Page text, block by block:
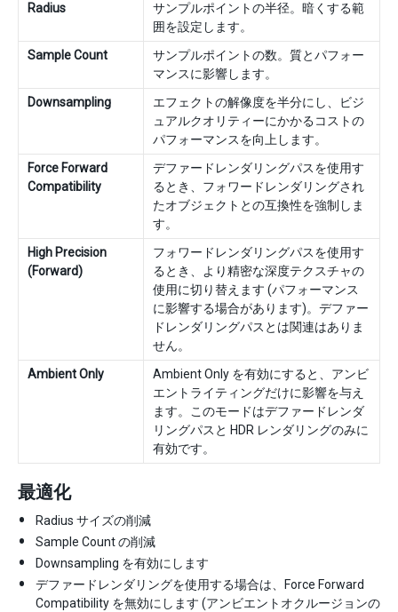
Radius
サンプルポイントの半径。暗くする範
囲を設定します。
Sample Count
サンプルポイントの数。質とパフォー
マンスに影響します。
Downsampling
エフェクトの解像度を半分にし、ビジ
ュアルクオリティーにかかるコストの
パフォーマンスを向上します。
Force Forward
Compatibility
デファードレンダリングパスを使用す
るとき、フォワードレンダリングされ
たオブジェクトとの互換性を強制しま
す。
High Precision
(Forward)
フォワードレンダリングパスを使用す
るとき、より精密な深度テクスチャの
使用に切り替えます (パフォーマンス
に影響する場合があります)。デファー
ドレンダリングパスとは関連はありま
せん。
Ambient Only
Ambient Only を有効にすると、アンビ
エントライティングだけに影響を与え
ます。このモードはデファードレンダ
リングパスと HDR レンダリングのみに
有効です。
最適化
Radius サイズの削減
Sample Count の削減
Downsampling を有効にします
デファードレンダリングを使用する場合は、Force Forward
Compatibility を無効にします (アンビエントオクルージョンの